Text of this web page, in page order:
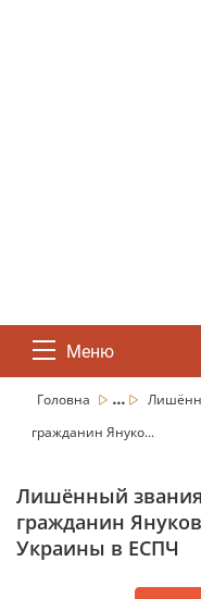
Меню
Головна ...
гражданин Януко...
Лишённый
гражданин
Украины в ЕСПЧ